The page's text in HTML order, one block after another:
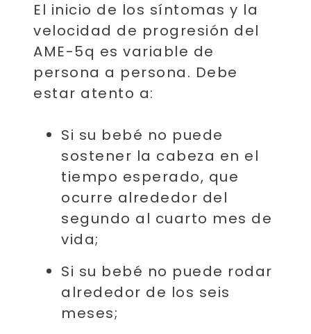
El inicio de los síntomas y la
velocidad de progresión del
AME-5q es variable de
persona a persona. Debe
estar atento a:
Si su bebé no puede
sostener la cabeza en el
tiempo esperado, que
ocurre alrededor del
segundo al cuarto mes de
vida;
Si su bebé no puede rodar
alrededor de los seis
meses;